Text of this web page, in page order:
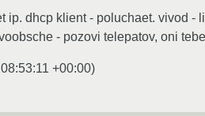
ip. dhcp klient - poluchaet. vivod -
- pozovi telepatov, oni
+00:00)